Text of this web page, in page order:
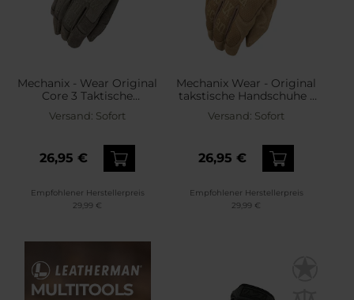
Mechanix - Wear Original
Core 3 Taktische
Handschuhe - Olive Drab
Versand: Sofort
26,95 €
Empfohlener Herstellerpreis
29,99 €
Mechanix Wear - Original
takstische Handschuhe -
Versand: Sofort
26,95 €
Empfohlener Herstellerpreis
29,99 €